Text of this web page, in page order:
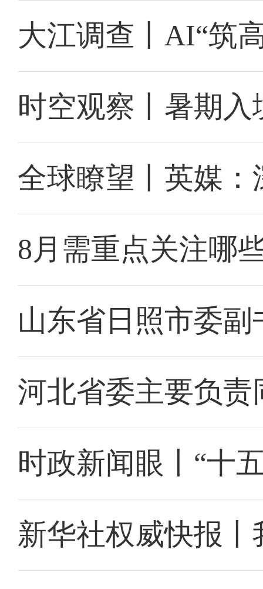
大江调查丨AI“筑
时空观察丨暑期入
全球瞭望丨英媒
8月需重点关注哪
山东省日照市委
河北省委主要负
时政新闻眼丨“十
新华社权威快报